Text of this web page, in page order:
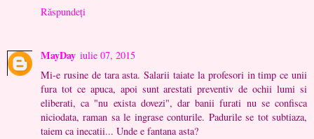
Răspundeți
MayDay iulie 07, 2015
Mi-e rusine de tara asta. Salarii taiate la profesori in timp ce unii
fura tot ce apuca, apoi sunt arestati preventiv de ochii lumi si
eliberati, ca "nu exista dovezi", dar banii furati nu se confisca
niciodata, raman sa le ingrase conturile. Padurile se tot subtiaza,
taiem ca inecatii... Unde e fantana asta?